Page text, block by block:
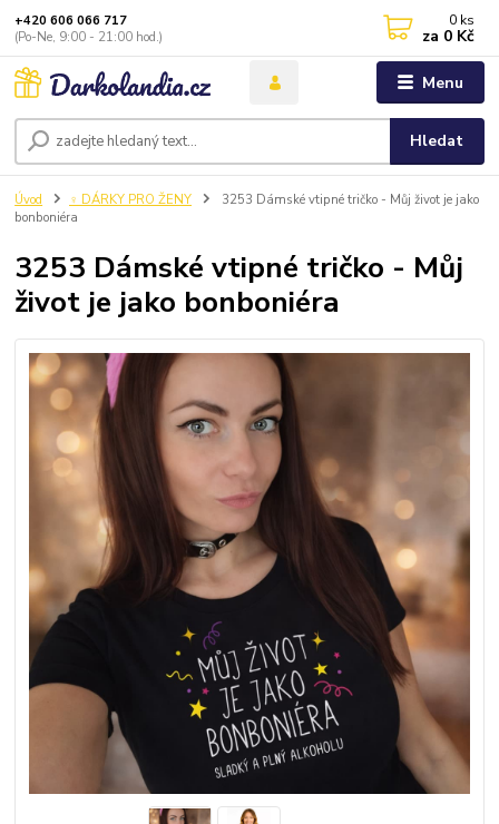
Menu
Hledat
+420 606 066 717
(Po-Ne, 9:00 - 21:00 hod.)
0 ks
za 0 Kč
Úvod ♀️ DÁRKY PRO ŽENY
3253 Dámské vtipné tričko - Můj život je jako
bonboniéra
3253 Dámské vtipné tričko - Můj
život je jako bonboniéra